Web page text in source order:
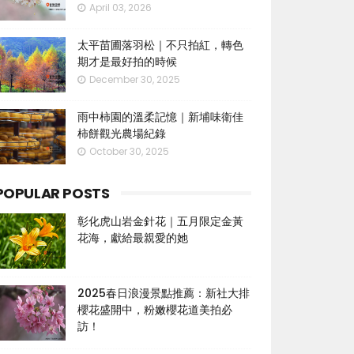
April 03, 2026
太平苗圃落羽松｜不只拍紅，轉色
期才是最好拍的時候
December 30, 2025
雨中柿園的溫柔記憶｜新埔味衛佳
柿餅觀光農場紀錄
October 30, 2025
POSTS
彰化虎山岩金針花｜五月限定金黃
花海，獻給最親愛的她
2025春日浪漫景點推薦：新社大排
櫻花盛開中，粉嫩櫻花道美拍必
訪！